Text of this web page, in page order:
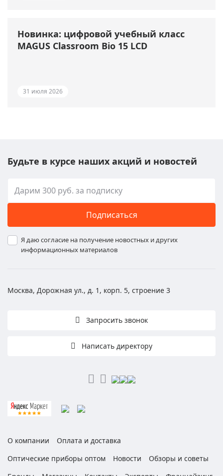
Новинка: цифровой учебный класс
MAGUS Classroom Bio 15 LCD
31 июля 2026
Будьте в курсе наших акций и новостей
Подписаться
Я даю согласие на получение новостных и других
информационных материалов
Москва, Дорожная ул., д. 1, корп. 5, строение 3
Запросить звонок
Написать директору
О компании
Оплата и доставка
Оптические приборы оптом
Новости
Обзоры и советы